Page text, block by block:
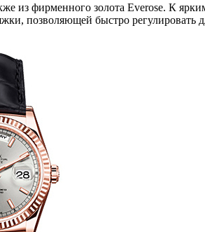
из фирменного золота Everose. К
позволяющей быстро регулировать